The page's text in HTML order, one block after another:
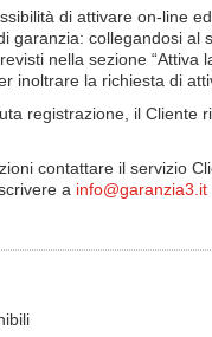
di attivare on-line
garanzia: collegandosi al
nella sezione “Attiva
inoltrare la richiesta di
registrazione, il Cliente
contattare il servizio
a info@garanzia3.it